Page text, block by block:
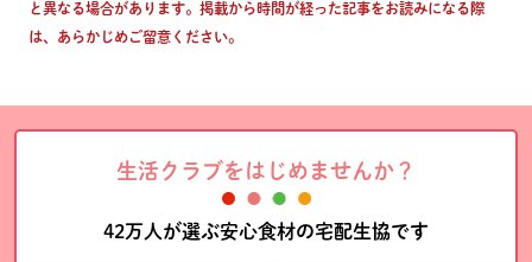
と異なる場合があります。掲載から時間が経った記事をお読みになる際
は、あらかじめご留意ください。
生活クラブをはじめませんか？
42万人が選ぶ安心食材の宅配生協です